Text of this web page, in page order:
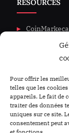
Pour offrir les
telles que les
appareils. Le fait de
traiter des données
uniques sur ce site.
consentement peut
RESOURCES
CoinGecKo
Intigration
Privacy &